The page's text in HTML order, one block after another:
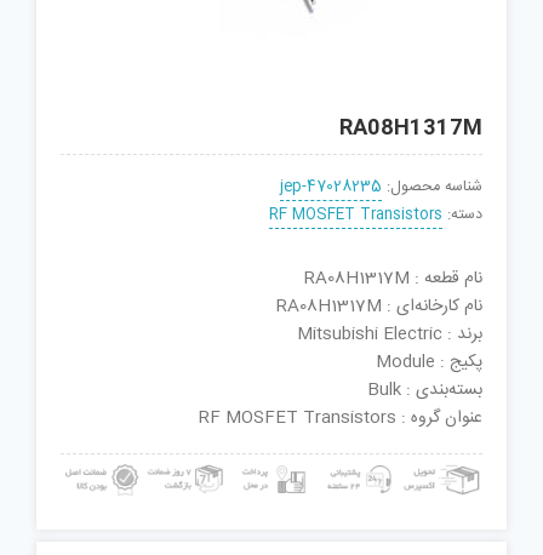
RA08H1317M
شناسه محصول: jep-47028235
دسته: RF MOSFET Transistors
نام قطعه : RA08H1317M
نام کارخانه‌ای : RA08H1317M
برند : Mitsubishi Electric
پکیج : Module
بسته‌بندی : Bulk
عنوان گروه : RF MOSFET Transistors